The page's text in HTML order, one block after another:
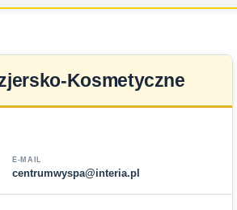
Kosmetyczne
E-MAIL
centrumwyspa@interia.pl